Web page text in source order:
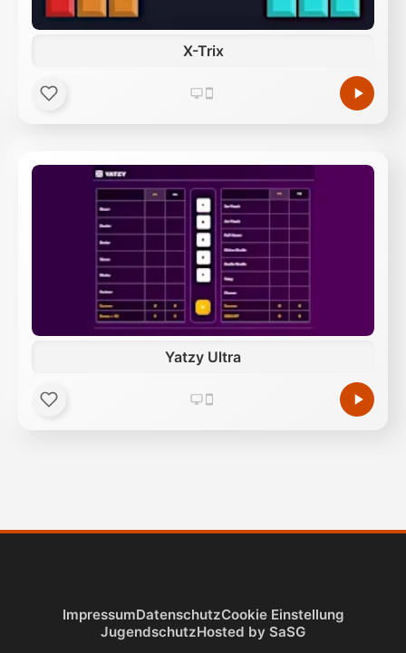
X-Trix
Yatzy Ultra
ImpressumDatenschutzCookie Einstellung
JugendschutzHosted by SaSG